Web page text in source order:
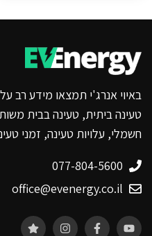
באיוי אנרג'י תמצאו מידע רב
טעינה ביתית, טעינה בבית
חשמלי, עלויות טעינה, זמני
077-804-5600
office@evenergy.co.il